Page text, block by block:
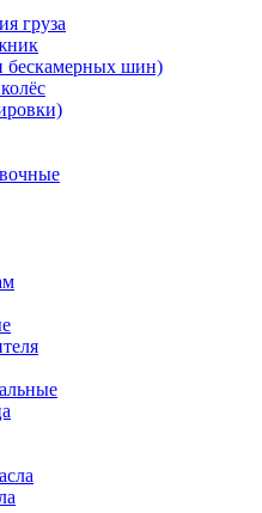
груза
бескамерных шин)